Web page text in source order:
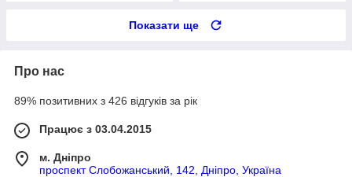
Показати ще
Про нас
89% позитивних з 426 відгуків за рік
Працює з 03.04.2015
м. Дніпро
проспект Слобожанський, 142, Дніпро, Україна